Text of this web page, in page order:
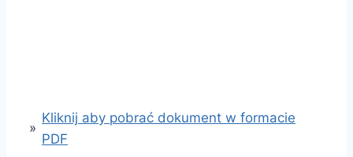
»
Kliknij aby pobrać dokument w formacie
PDF